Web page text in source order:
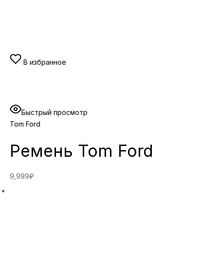
В избранное
Быстрый просмотр
Tom Ford
Ремень Tom Ford
9,999₽